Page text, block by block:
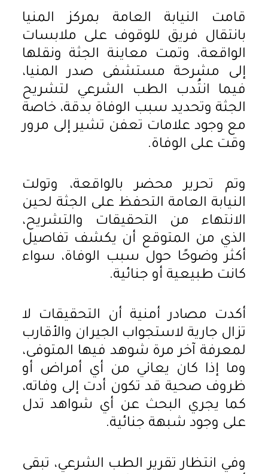
قامت النيابة العامة بمركز المنيا
بانتقال فريق للوقوف على ملابسات
الواقعة، وتمت معاينة الجثة ونقلها
إلى مشرحة مستشفى صدر المنيا،
فيما انتُدب الطب الشرعي لتشريح
الجثة وتحديد سبب الوفاة بدقة، خاصة
مع وجود علامات تعفن تشير إلى مرور
وقت على الوفاة.
وتم تحرير محضر بالواقعة، وتولت
النيابة العامة التحفظ على الجثة لحين
الانتهاء من التحقيقات والتشريح،
الذي من المتوقع أن يكشف تفاصيل
أكثر وضوحًا حول سبب الوفاة، سواء
كانت طبيعية أو جنائية.
أكدت مصادر أمنية أن التحقيقات لا
تزال جارية لاستجواب الجيران والأقارب
لمعرفة آخر مرة شوهد فيها المتوفى،
وما إذا كان يعاني من أي أمراض أو
ظروف صحية قد تكون أدت إلى وفاته،
كما يجري البحث عن أي شواهد تدل
على وجود شبهة جنائية.
وفي انتظار تقرير الطب الشرعي، تبقى